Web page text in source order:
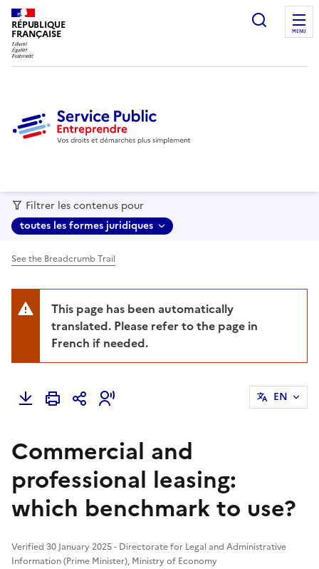
RÉPUBLIQUE
FRANÇAISE MENU
Filtrer les contenus pour
toutes les formes juridiques
See the Breadcrumb Trail
This page has been automatically
translated. Please refer to the page in
French if needed.
EN
Commercial and
professional leasing:
which benchmark to use?
Verified 30 January 2025 - Directorate for Legal and Administrative
Information (Prime Minister), Ministry of Economy